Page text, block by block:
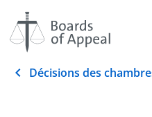
Décisions des